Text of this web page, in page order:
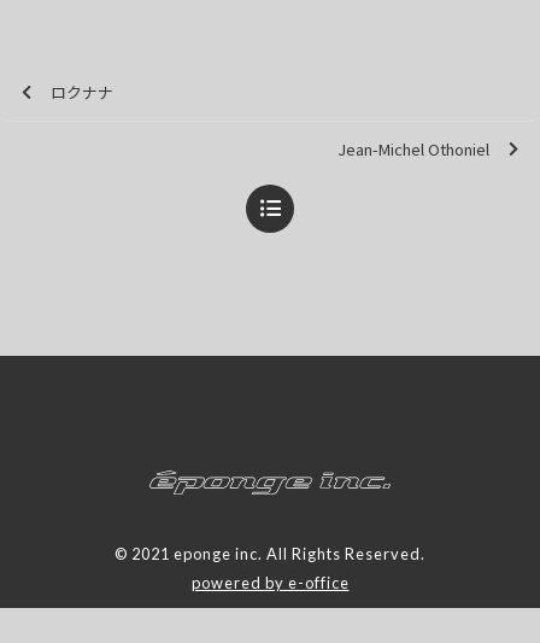
ロクナナ
Jean-Michel Othoniel
© 2021 eponge inc. All Rights Reserved.
powered by e-office